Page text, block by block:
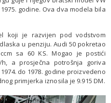
godine. Ova dva modela bila
koji je razvijen pod vodstvom
u penziju. Audi 50 pokretao
sa 60 KS. Mogao je postići
a prosječna potrošnja goriva
do 1978. godine proizvedeno
primjerka iznosila je 9.915 DM.